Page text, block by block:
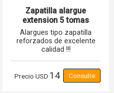
Zapatilla alargue
extension 5 tomas
corriente schuko 16A
Alargues tipo zapatilla
reforzados de excelente
calidad !!!
Precio USD 14